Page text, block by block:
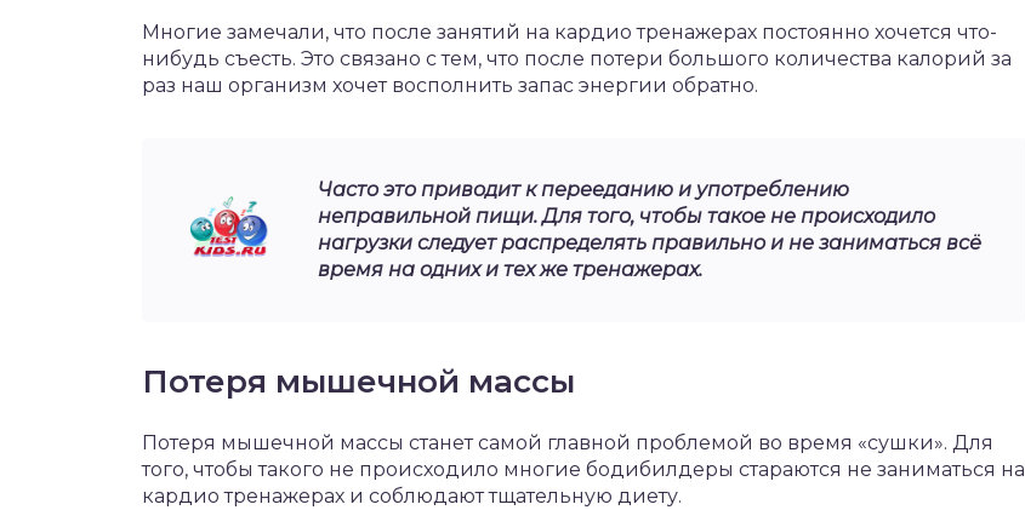
Многие замечали, что после занятий на кардио тренажерах постоянно хочется что-
нибудь съесть. Это связано с тем, что после потери большого количества калорий за
раз наш организм хочет восполнить запас энергии обратно.
Часто это приводит к перееданию и употреблению
неправильной пищи. Для того, чтобы такое не происходило
нагрузки следует распределять правильно и не заниматься всё
время на одних и тех же тренажерах.
Потеря мышечной массы
Потеря мышечной массы станет самой главной проблемой во время «сушки». Для
того, чтобы такого не происходило многие бодибилдеры стараются не заниматься на
кардио тренажерах и соблюдают тщательную диету.